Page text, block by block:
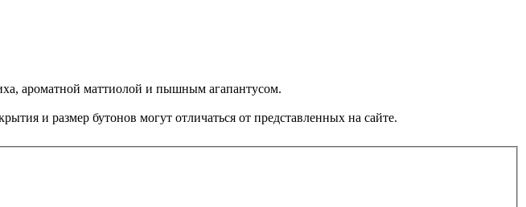
ароматной маттиолой и пышным агапантусом.
и размер бутонов могут отличаться от представленных на сайте.